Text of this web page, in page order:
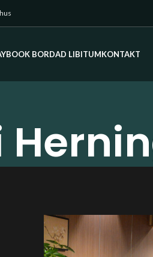
BOOK BORDAD LIBITUMKONTAKT